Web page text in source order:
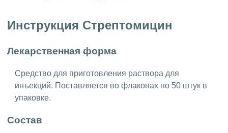
Инструкция Стрептомицин
Лекарственная форма
Средство для приготовления раствора для
инъекций. Поставляется во флаконах по 50 штук в
упаковке.
Состав